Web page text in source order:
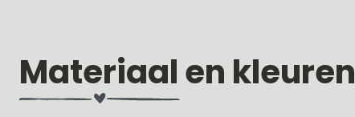
Materiaal en kleuren